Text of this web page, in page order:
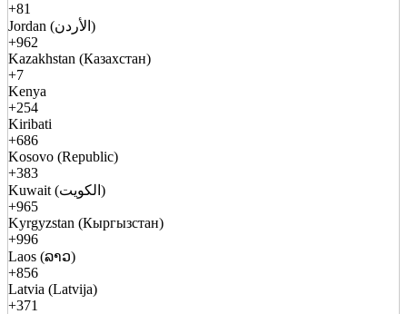
+81
Jordan (الأردن)
+962
Kazakhstan (Казахстан)
+7
Kenya
+254
Kiribati
+686
Kosovo (Republic)
+383
Kuwait (الكويت)
+965
Kyrgyzstan (Кыргызстан)
+996
Laos (ລາວ)
+856
Latvia (Latvija)
+371